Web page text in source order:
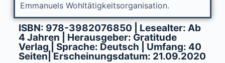
Emmanuels Wohltätigkeitsorganisation.
ISBN: 978-3982076850 | Lesealter: Ab
4 Jahren | Herausgeber: Gratitude
Verlag | Sprache: Deutsch | Umfang: 40
Seiten| Erscheinungsdatum: 21.09.2020